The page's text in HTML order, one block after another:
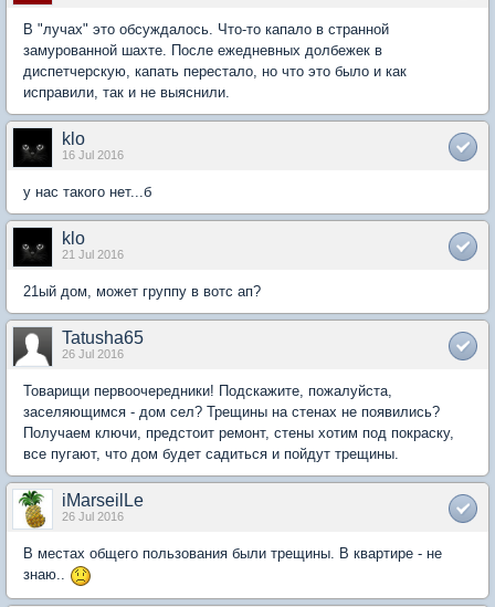
В "лучах" это обсуждалось. Что-то капало в странной
замурованной шахте. После ежедневных долбежек в
диспетчерскую, капать перестало, но что это было и как
исправили, так и не выяснили.
klo
16 Jul 2016
у нас такого нет...б
klo
21 Jul 2016
21ый дом, может группу в вотс ап?
Tatusha65
26 Jul 2016
Товарищи первоочередники! Подскажите, пожалуйста,
заселяющимся - дом сел? Трещины на стенах не появились?
Получаем ключи, предстоит ремонт, стены хотим под покраску,
все пугают, что дом будет садиться и пойдут трещины.
iMarseilLe
26 Jul 2016
В местах общего пользования были трещины. В квартире - не
знаю..